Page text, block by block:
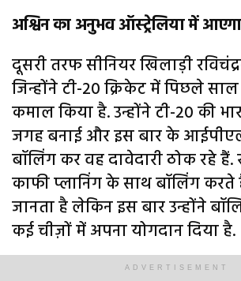
अश्विन का अनुभव ऑस्ट्रेलिया में
दूसरी तरफ सीनियर खिलाड़ी
जिन्होंने टी-20 क्रिकेट में पिछले
कमाल किया है. उन्होंने टी-20 की
जगह बनाई और इस बार के
बॉलिंग कर वह दावेदारी ठोक रहे हैं.
काफी प्लानिंग के साथ बॉलिंग करते
जानता है लेकिन इस बार उन्होंने
कई चीज़ों में अपना योगदान दिया है.
राजस्थान रॉयल्स के लिए तीसरे नंबर
ADVERTISEMENT